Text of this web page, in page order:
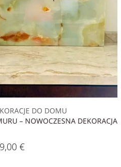
DO DOMU
– NOWOCZESNA DEKORACJA
€